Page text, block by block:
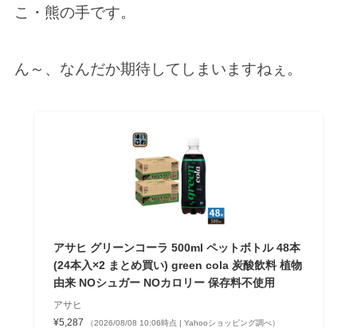
こ・熊の手です。
ん～、なんだか期待してしまいますねぇ。
アサヒ グリーンコーラ 500ml ペットボトル 48本
(24本入×2 まとめ買い) green cola 炭酸飲料 植物
由来 NOシュガー NOカロリー 保存料不使用
アサヒ
¥5,287
（2026/08/08 10:06時点 | Yahooショッピング調べ）